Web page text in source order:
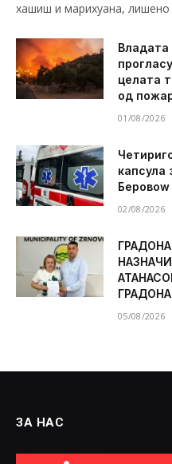
хашиш и марихуана,
Владата
целата
од
01/08/2026
капсула
Беровоw
02/08/2026
05/08/2026
ЗА НАС